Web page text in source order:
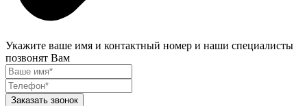
Укажите ваше имя и контактный номер и наши специалисты
позвонят Вам
Заказать звонок